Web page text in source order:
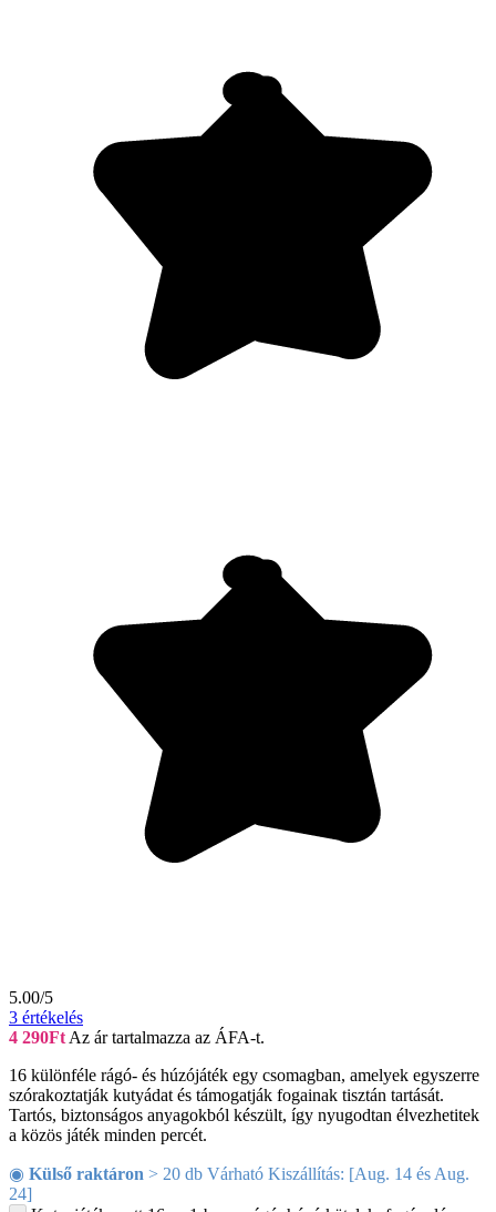
5.00/5
3 értékelés
4 290Ft Az ár tartalmazza az ÁFA-t.
16 különféle rágó- és húzójáték egy csomagban, amelyek egyszerre
szórakoztatják kutyádat és támogatják fogainak tisztán tartását.
Tartós, biztonságos anyagokból készült, így nyugodtan élvezhetitek
a közös játék minden percét.
◉ Külső raktáron > 20 db Várható Kiszállítás: [Aug. 14 és Aug.
24]